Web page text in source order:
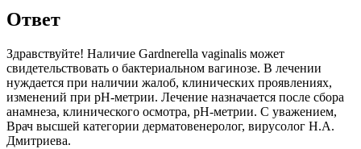
Ответ
Здравствуйте! Наличие Gardnerella vaginalis может
свидетельствовать о бактериальном вагинозе. В лечении
нуждается при наличии жалоб, клинических проявлениях,
изменений при рН-метрии. Лечение назначается после сбора
анамнеза, клинического осмотра, рН-метрии. С уважением,
Врач высшей категории дерматовенеролог, вирусолог Н.А.
Дмитриева.